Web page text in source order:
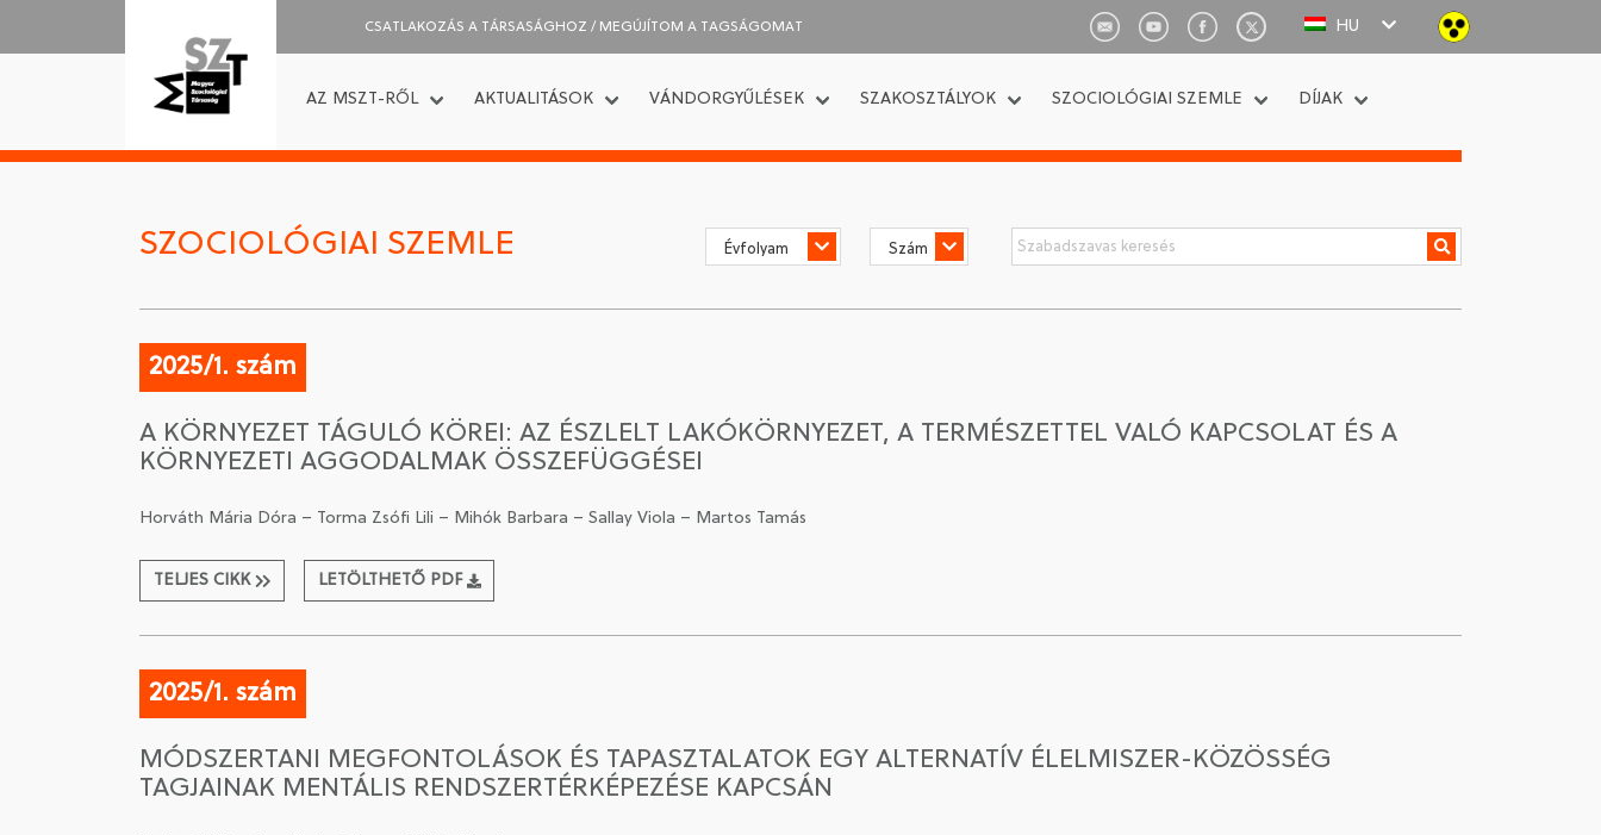
CSATLAKOZÁS A TÁRSASÁGHOZ / MEGÚJÍTOM A TAGSÁGOMAT HU
AZ MSZT-RŐL AKTUALITÁSOK VÁNDORGYŰLÉSEK SZAKOSZTÁLYOK SZOCIOLÓGIAI SZEMLE DÍJAK
SZOCIOLÓGIAI SZEMLE
2025/1. szám
A KÖRNYEZET TÁGULÓ KÖREI: AZ ÉSZLELT LAKÓKÖRNYEZET, A TERMÉSZETTEL VALÓ KAPCSOLAT ÉS A
KÖRNYEZETI AGGODALMAK ÖSSZEFÜGGÉSEI
Horváth Mária Dóra – Torma Zsófi Lili – Mihók Barbara – Sallay Viola – Martos Tamás
TELJES CIKK LETÖLTHETŐ PDF
2025/1. szám
MÓDSZERTANI MEGFONTOLÁSOK ÉS TAPASZTALATOK EGY ALTERNATÍV ÉLELMISZER-KÖZÖSSÉG
TAGJAINAK MENTÁLIS RENDSZERTÉRKÉPEZÉSE KAPCSÁN